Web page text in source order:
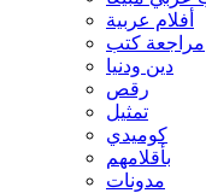
أفلام عربية
مراجعة كتب
دين ودنيا
رقص
تمثيل
كوميدي
بأقلامهم
مدونات